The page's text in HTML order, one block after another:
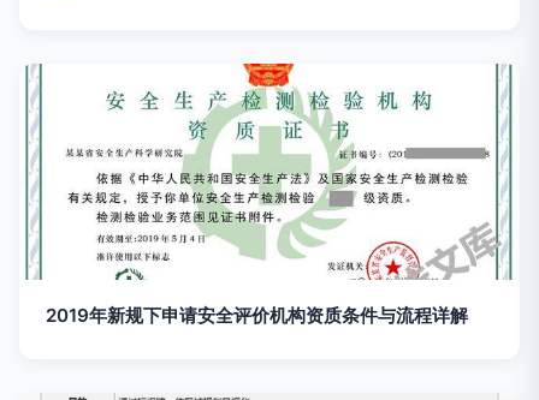
2019年新规下申请安全评价机构资质条件与流程详解